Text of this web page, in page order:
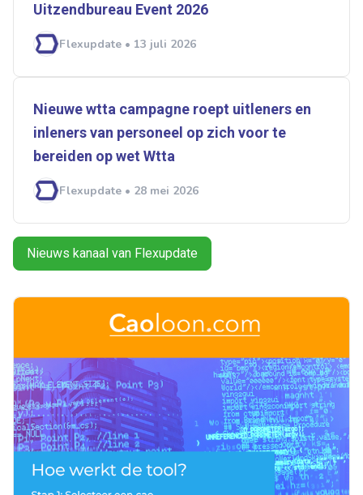
Uitzendbureau Event 2026
Flexupdate • 13 juli 2026
Nieuwe wtta campagne roept uitleners en
inleners van personeel op zich voor te
bereiden op wet ­­Wtta
Flexupdate • 28 mei 2026
Nieuws kanaal van Flexupdate